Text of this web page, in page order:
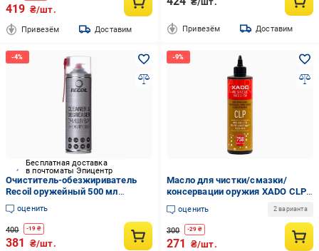
419 ₴/шт.
Привезём Доставим Привезём Доставим
Бесплатная доставка
в почтоматы Эпицентр
Очиститель-обезжириватель
Recoil оружейный 500 мл
(HAM001)
оценить
400 -19 ₴
381 ₴/шт.
Масло для чистки/смазки/
консервации оружия XADO CLP
OIL-758 100 мл (XA 40132)
оценить 2 варианта
300 -29 ₴
271 ₴/шт.